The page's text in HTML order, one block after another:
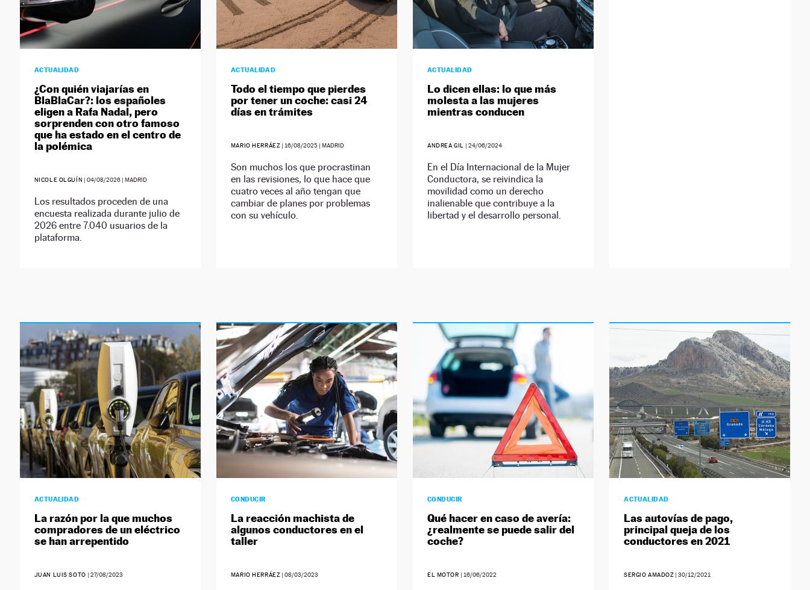
ACTUALIDAD
¿Con quién viajarías en
BlaBlaCar?: los españoles
eligen a Rafa Nadal, pero
sorprenden con otro famoso
que ha estado en el centro de
la polémica
NICOLE OLGUÍN |04/08/2026 | MADRID
Los resultados proceden de una
encuesta realizada durante julio de
2026 entre 7.040 usuarios de la
plataforma.
ACTUALIDAD
Todo el tiempo que pierdes
por tener un coche: casi 24
días en trámites
MARIO HERRÁEZ | 16/08/2025 | MADRID
Son muchos los que procrastinan
en las revisiones, lo que hace que
cuatro veces al año tengan que
cambiar de planes por problemas
con su vehículo.
ACTUALIDAD
Lo dicen ellas: lo que más
molesta a las mujeres
mientras conducen
ANDREA GIL | 24/06/2024
En el Día Internacional de la Mujer
Conductora, se reivindica la
movilidad como un derecho
inalienable que contribuye a la
libertad y el desarrollo personal.
ACTUALIDAD
La razón por la que muchos
compradores de un eléctrico
se han arrepentido
JUAN LUIS SOTO | 27/08/2023
CONDUCIR
La reacción machista de
algunos conductores en el
taller
MARIO HERRÁEZ |08/03/2023
CONDUCIR
Qué hacer en caso de avería:
¿realmente se puede salir del
coche?
EL MOTOR | 16/06/2022
ACTUALIDAD
Las autovías de pago,
principal queja de los
conductores en 2021
SERGIO AMADOZ |30/12/2021